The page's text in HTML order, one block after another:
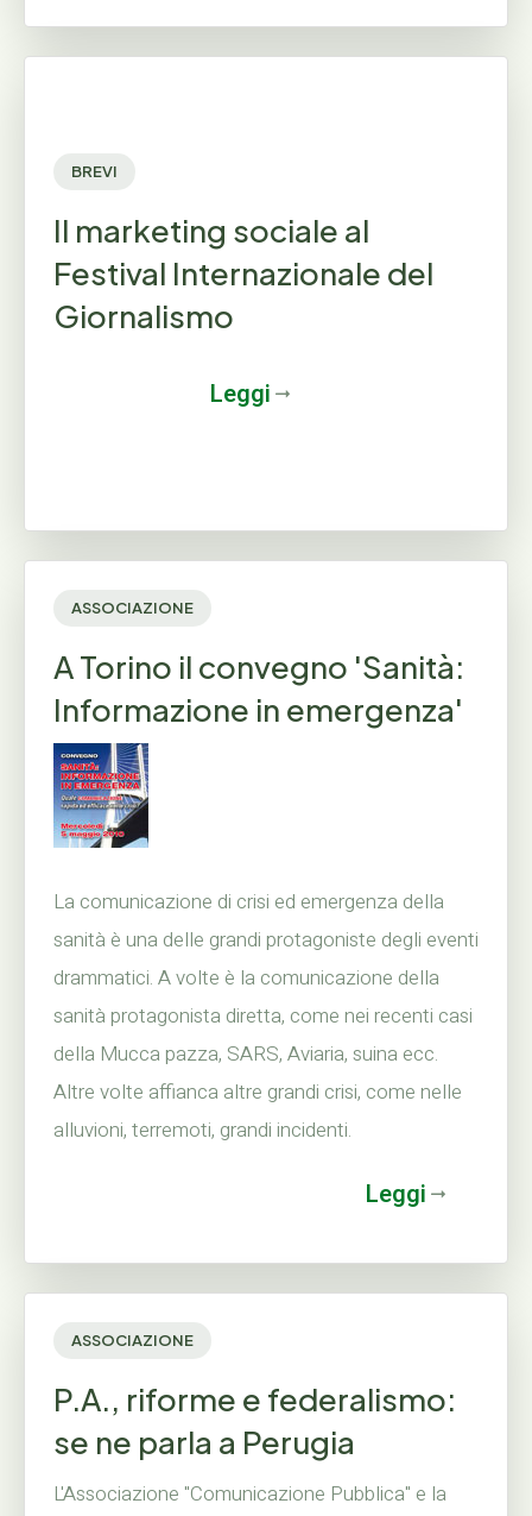
BREVI
Il marketing sociale al
Festival Internazionale del
Giornalismo
Leggi
ASSOCIAZIONE
A Torino il convegno 'Sanità:
Informazione in emergenza'
La comunicazione di crisi ed emergenza della
sanità è una delle grandi protagoniste degli eventi
drammatici. A volte è la comunicazione della
sanità protagonista diretta, come nei recenti casi
della Mucca pazza, SARS, Aviaria, suina ecc.
Altre volte affianca altre grandi crisi, come nelle
alluvioni, terremoti, grandi incidenti.
Leggi
ASSOCIAZIONE
P.A., riforme e federalismo:
se ne parla a Perugia
L'Associazione "Comunicazione Pubblica" e la